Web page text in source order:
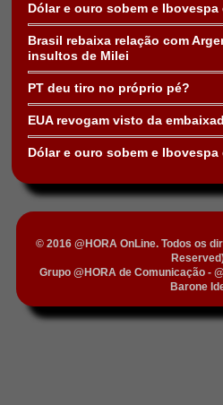
Dólar e ouro sobem e Ibovespa
Brasil rebaixa relação com
insultos de Milei
PT deu tiro no próprio pé?
EUA revogam visto da
Dólar e ouro sobem e Ibovespa
© 2016 @HORA OnLine. Todos os
Grupo @HORA de Comunicação -
Barone